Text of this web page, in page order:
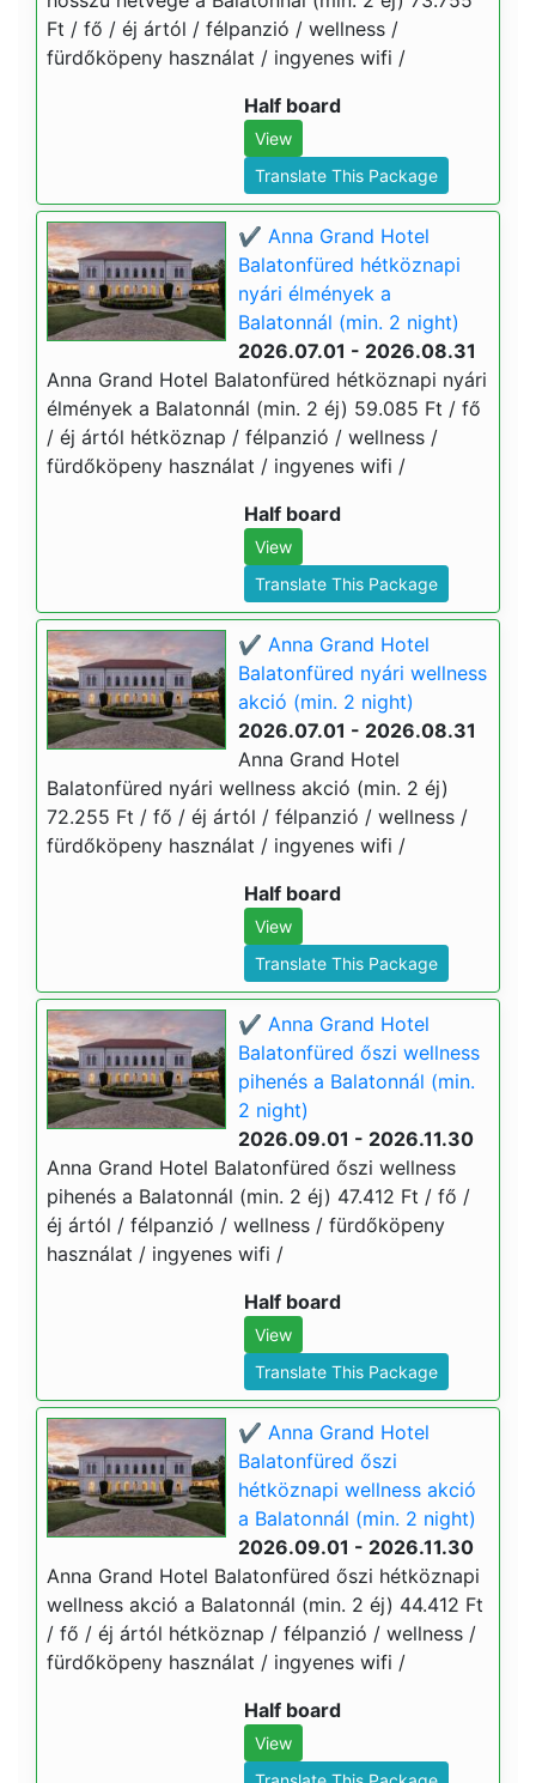
Ft / fő / éj ártól / félpanzió / wellness /
fürdőköpeny használat / ingyenes wifi /
Half board
View
Translate This Package
✔️ Anna Grand Hotel
Balatonfüred hétköznapi
nyári élmények a
Balatonnál (min. 2 night)
2026.07.01 - 2026.08.31
Anna Grand Hotel Balatonfüred hétköznapi nyári
élmények a Balatonnál (min. 2 éj) 59.085 Ft / fő
/ éj ártól hétköznap / félpanzió / wellness /
fürdőköpeny használat / ingyenes wifi /
Half board
View
Translate This Package
✔️ Anna Grand Hotel
Balatonfüred nyári wellness
akció (min. 2 night)
2026.07.01 - 2026.08.31
Anna Grand Hotel
Balatonfüred nyári wellness akció (min. 2 éj)
72.255 Ft / fő / éj ártól / félpanzió / wellness /
fürdőköpeny használat / ingyenes wifi /
Half board
View
Translate This Package
✔️ Anna Grand Hotel
Balatonfüred őszi wellness
pihenés a Balatonnál (min.
2 night)
2026.09.01 - 2026.11.30
Anna Grand Hotel Balatonfüred őszi wellness
pihenés a Balatonnál (min. 2 éj) 47.412 Ft / fő /
éj ártól / félpanzió / wellness / fürdőköpeny
használat / ingyenes wifi /
Half board
View
Translate This Package
✔️ Anna Grand Hotel
Balatonfüred őszi
hétköznapi wellness akció
a Balatonnál (min. 2 night)
2026.09.01 - 2026.11.30
Anna Grand Hotel Balatonfüred őszi hétköznapi
wellness akció a Balatonnál (min. 2 éj) 44.412 Ft
/ fő / éj ártól hétköznap / félpanzió / wellness /
fürdőköpeny használat / ingyenes wifi /
Half board
View